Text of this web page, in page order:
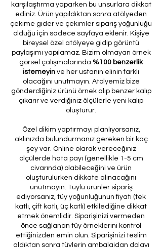
karşılaştırma yaparken bu unsurlara dikkat
ediniz. Ürün yapıldıktan sonra atölyeden
çekime gider ve çekimler sipariş yoğunluğu
olduğu için sadece sayfaya eklenir. Kişiye
bireysel özel atölyeye gidip görüntü
paylaşımı yapılamaz. Bizim olmayan örnek
görsel çalışmalarında %100 benzerlik
istemeyin ve her ustanın elinin farklı
olacağını unutmayın. Atölyemiz bize
gönderdiğiniz ürünü örnek alıp benzer kalıp
çıkarır ve verdiğiniz ölçülerle yeni kalıp
oluşturur.
Özel dikim yaptırmayı planlıyorsanız,
aklınızda bulundurmanız gereken bir kaç
şey var. Online olarak vereceğiniz
ölçülerde hata payı (genellikle 1-5 cm
civarında) olabileceğini ve ürün
oluşturulurken dikkate alınacağını
unutmayın. Tüylü ürünler sipariş
ediyorsanız, tüy yoğunluğunun fiyatı (tek
katlı, çift katlı, üç katlı) etkilediğine dikkat
etmek önemlidir. Siparişinizi vermeden
önce sağlanan tüy örneklerini kontrol
ettiğinizden emin olun. Siparişinizi teslim
aldıktan sonra tüylerin ambalajdan dolayı